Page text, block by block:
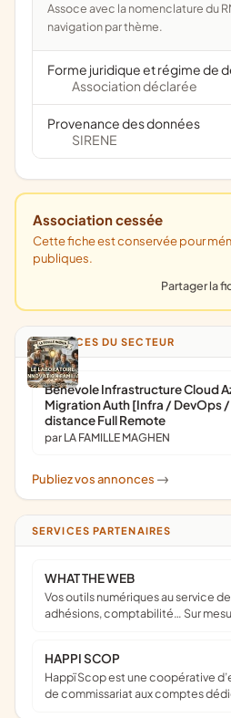
Assoce avec la nomenclature du
navigation par thème.
Forme juridique et régime de
Association déclarée
Provenance des données
SIRENE
Association cessée
Cette fiche est conservée pour mémoire à partir des données
publiques.
Partager la
ANNONCES DU SECTEUR
Bénévole Infrastructure Cloud
Migration Auth [Infra / DevOps
distance Full Remote
par LA FAMILLE MAGHEN
Publiez vos annonces ->
SERVICES PARTENAIRES
WHAT THE WEB
Vos outils numériques au service de votre mission : site web,
adhésions, comptabilité… Sur
HAPPI SCOP
Happï Scop est une coopérative d’expertise comptable &
de commissariat aux comptes